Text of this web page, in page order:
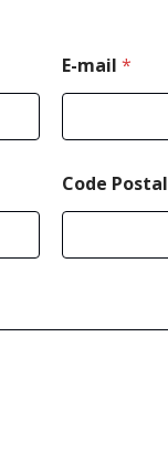
E-mail *
Code Postal